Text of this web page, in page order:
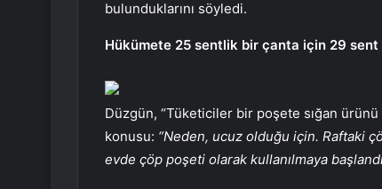
bulunduklarını söyledi.
Hükümete 25 sentlik bir çanta için 29 sent
Düzgün, “Tüketiciler bir poşete sığan
konusu: “Neden, ucuz olduğu için. Raftaki
evde çöp poşeti olarak kullanılmaya